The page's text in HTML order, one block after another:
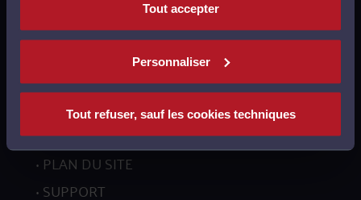
Tout accepter
Personnaliser
Tout refuser, sauf les cookies techniques
MENTIONS LÉGALES
POLITIQUE DE CONFIDENTIALITÉ
POLITIQUE DES COOKIES
CGU AVOCATS
CGUV UTILISATEURS
PLAN DU SITE
SUPPORT